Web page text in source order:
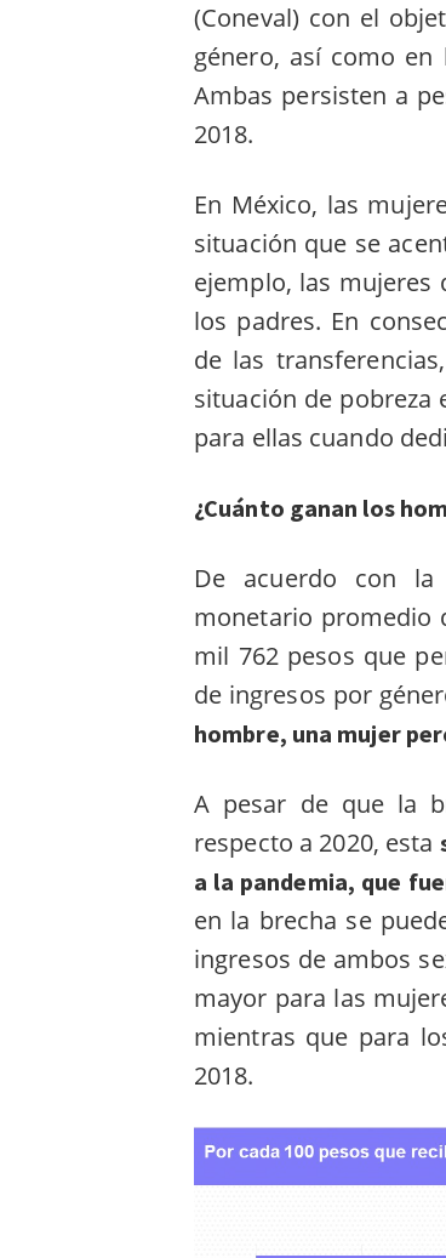
(Coneval) con el
género, así como en
Ambas persisten a
2018.
En México, las
situación que se
ejemplo, las mujeres
los padres. En
de las
situación de pobreza
para ellas cuando
¿Cuánto ganan los
De acuerdo con la
monetario promedio
mil 762 pesos que
de ingresos por
hombre, una mujer
A pesar de que la
respecto a 2020, esta
a la pandemia, que
en la brecha se
ingresos de ambos
mayor para las
mientras que para
2018.